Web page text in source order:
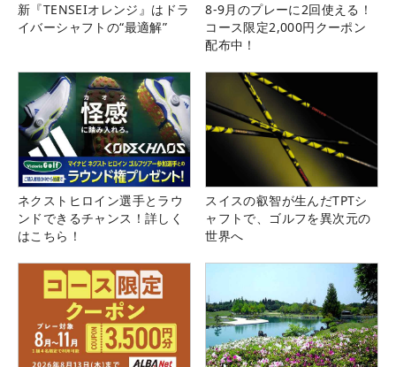
新『TENSEIオレンジ』はドラ
イバーシャフトの“最適解”
8-9月のプレーに2回使える！
コース限定2,000円クーポン
配布中！
ネクストヒロイン選手とラウ
ンドできるチャンス！詳しく
はこちら！
スイスの叡智が生んだTPTシ
ャフトで、ゴルフを異次元の
世界へ